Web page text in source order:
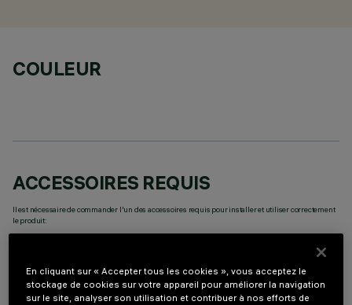
COULEUR
ACCESSOIRES REQUIS
Il est nécessaire de commander l'un des accessoires requis pour installer et utiliser correctement
le produit:
En cliquant sur « Accepter tous les cookies », vous acceptez le
stockage de cookies sur votre appareil pour améliorer la navigation
sur le site, analyser son utilisation et contribuer à nos efforts de